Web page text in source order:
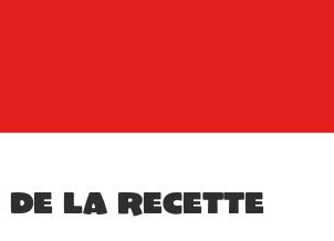
de la recette